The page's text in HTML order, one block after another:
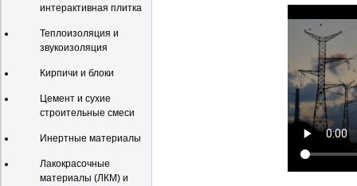
интерактивная плитка
Теплоизоляция и
звукоизоляция
Кирпичи и блоки
Цемент и сухие
строительные смеси
Инертные материалы
Лакокрасочные
материалы (ЛКМ) и